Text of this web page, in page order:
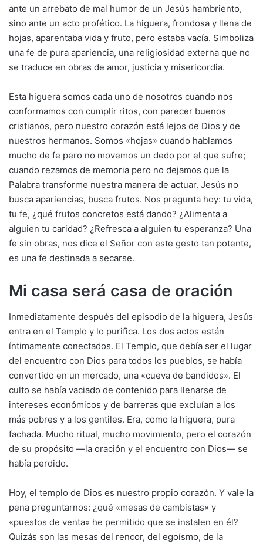
ante un arrebato de mal humor de un Jesús hambriento,
sino ante un acto profético. La higuera, frondosa y llena de
hojas, aparentaba vida y fruto, pero estaba vacía. Simboliza
una fe de pura apariencia, una religiosidad externa que no
se traduce en obras de amor, justicia y misericordia.
Esta higuera somos cada uno de nosotros cuando nos
conformamos con cumplir ritos, con parecer buenos
cristianos, pero nuestro corazón está lejos de Dios y de
nuestros hermanos. Somos «hojas» cuando hablamos
mucho de fe pero no movemos un dedo por el que sufre;
cuando rezamos de memoria pero no dejamos que la
Palabra transforme nuestra manera de actuar. Jesús no
busca apariencias, busca frutos. Nos pregunta hoy: tu vida,
tu fe, ¿qué frutos concretos está dando? ¿Alimenta a
alguien tu caridad? ¿Refresca a alguien tu esperanza? Una
fe sin obras, nos dice el Señor con este gesto tan potente,
es una fe destinada a secarse.
Mi casa será casa de oración
Inmediatamente después del episodio de la higuera, Jesús
entra en el Templo y lo purifica. Los dos actos están
íntimamente conectados. El Templo, que debía ser el lugar
del encuentro con Dios para todos los pueblos, se había
convertido en un mercado, una «cueva de bandidos». El
culto se había vaciado de contenido para llenarse de
intereses económicos y de barreras que excluían a los
más pobres y a los gentiles. Era, como la higuera, pura
fachada. Mucho ritual, mucho movimiento, pero el corazón
de su propósito —la oración y el encuentro con Dios— se
había perdido.
Hoy, el templo de Dios es nuestro propio corazón. Y vale la
pena preguntarnos: ¿qué «mesas de cambistas» y
«puestos de venta» he permitido que se instalen en él?
Quizás son las mesas del rencor, del egoísmo, de la